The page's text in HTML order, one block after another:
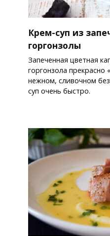
Крем-суп из
горгонзолы
Запеченная цветная
горгонзола прекрасно
нежном, сливочном
суп очень быстро.